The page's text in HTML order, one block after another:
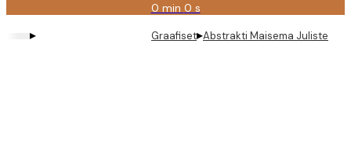
0 min 0 s
Voimassa
asti:
2026-
▸ Graafiset▸Abstrakti Maisema Juliste